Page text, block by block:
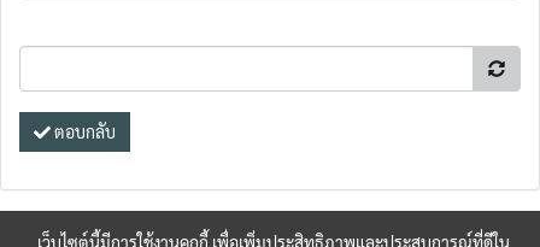
ตอบกลับ
เว็บไซต์นี้มีการใช้งานคุกกี้ เพื่อเพิ่มประสิทธิภาพและประสบการณ์ที่ดีใน